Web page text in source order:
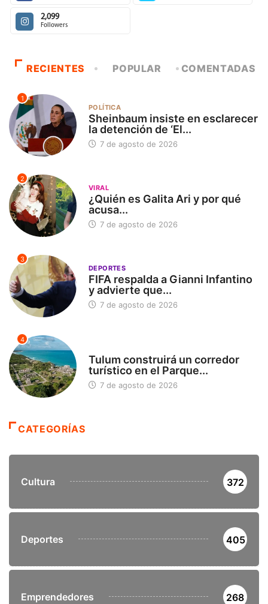
2,099
Followers
RECIENTES POPULAR COMENTADAS
1
POLÍTICA
Sheinbaum insiste en esclarecer
la detención de ‘El...
7 de agosto de 2026
2
VIRAL
¿Quién es Galita Ari y por qué
acusa...
7 de agosto de 2026
3
DEPORTES
FIFA respalda a Gianni Infantino
y advierte que...
7 de agosto de 2026
4
Tulum construirá un corredor
turístico en el Parque...
7 de agosto de 2026
CATEGORÍAS
Cultura 372
Deportes 405
Emprendedores 268